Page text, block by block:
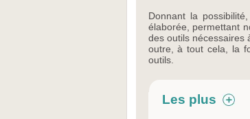
Donnant la
élaborée, permettant
des outils nécessaires
outre, à tout cela, la
outils.
Les plus